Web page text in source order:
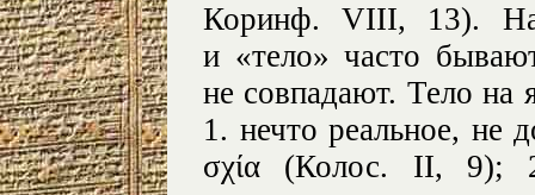
Коринф. VIII, 13). На
и «тело» часто
не совпадают. Тело на
1. нечто реальное, не
σχία (Колос. II, 9); 2.